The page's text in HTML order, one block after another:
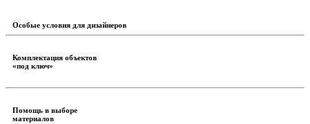
Особые условия для дизайнеров
Комплектация объектов
«под ключ»
Помощь в выборе
материалов